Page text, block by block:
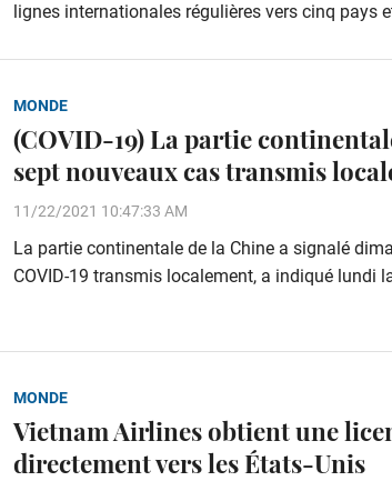
lignes internationales régulières vers cinq pays
MONDE
(COVID-19) La partie
sept nouveaux cas transmis
11/22/2021 10:47:33 AM
La partie continentale de la Chine a signalé
COVID-19 transmis localement, a indiqué lundi
MONDE
Vietnam Airlines obtient une
directement vers les États-Unis